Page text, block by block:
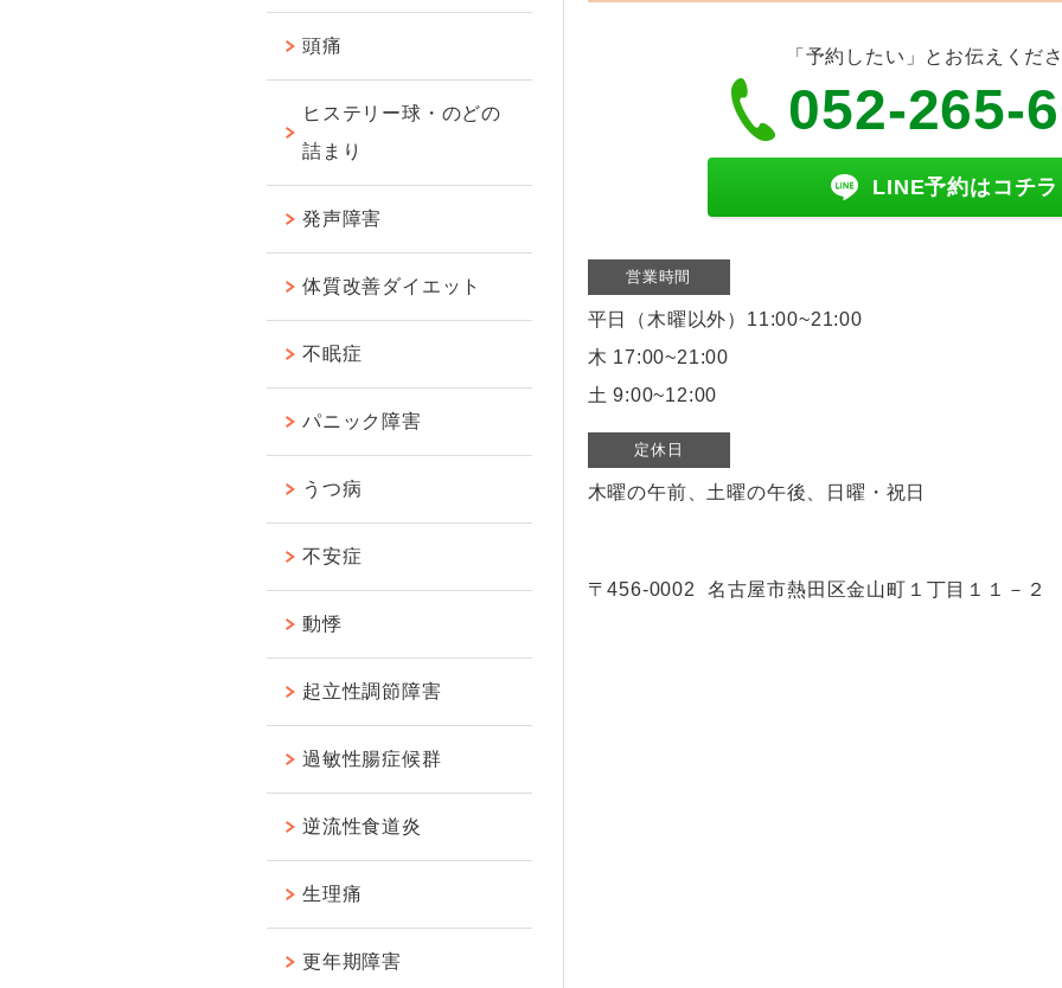
「予約したい」とお伝えくださ
052-265-
LINE予約はコチラ
営業時間
平日（木曜以外）11:00~21:00
木 17:00~21:00
土 9:00~12:00
定休日
木曜の午前、土曜の午後、日曜・祝日
〒456-0002 名古屋市熱田区金山町１丁目１１－２
頭痛
ヒステリー球・のどの
詰まり
発声障害
体質改善ダイエット
不眠症
パニック障害
うつ病
不安症
動悸
起立性調節障害
過敏性腸症候群
逆流性食道炎
生理痛
更年期障害